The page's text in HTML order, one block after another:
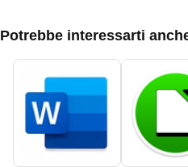
Potrebbe interessarti